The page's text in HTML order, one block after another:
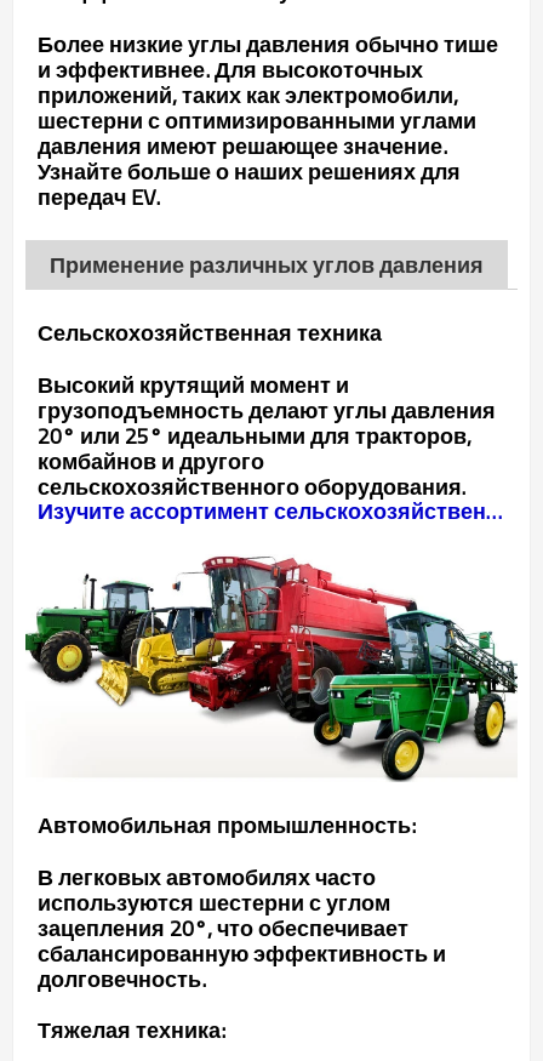
Более низкие углы давления обычно тише
и эффективнее. Для высокоточных
приложений, таких как электромобили,
шестерни с оптимизированными углами
давления имеют решающее значение.
Узнайте больше о наших решениях для
передач EV.
Применение различных углов давления
Сельскохозяйственная техника
Высокий крутящий момент и
грузоподъемность делают углы давления
20° или 25° идеальными для тракторов,
комбайнов и другого
сельскохозяйственного оборудования.
Изучите ассортимент сельскохозяйственных передач PairGears.
Автомобильная промышленность:
В легковых автомобилях часто
используются шестерни с углом
зацепления 20°, что обеспечивает
сбалансированную эффективность и
долговечность.
Тяжелая техника: